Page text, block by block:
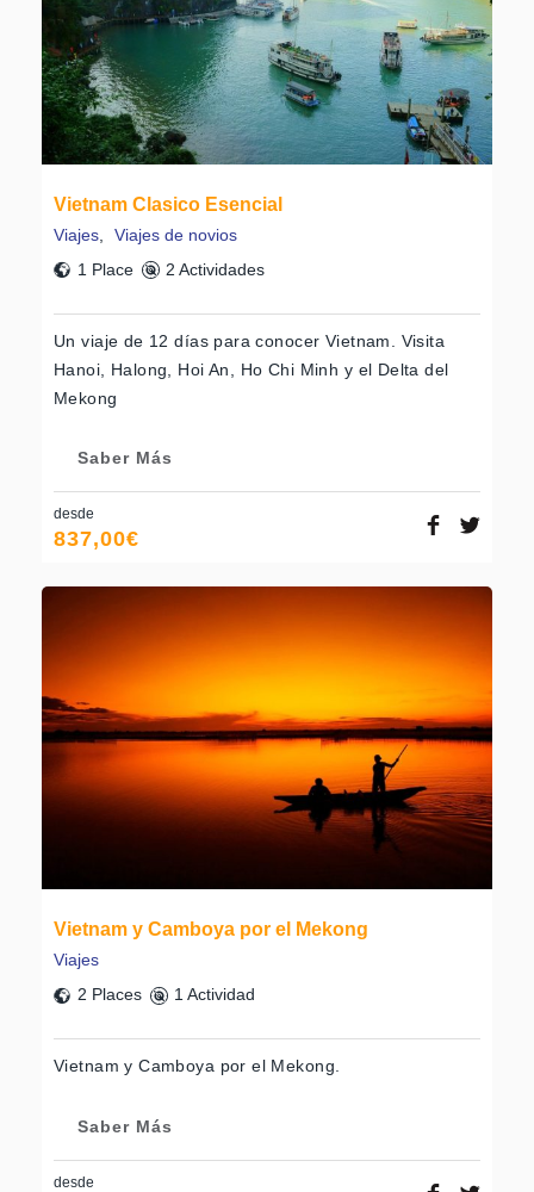
Bánh Cuốn
Ché
Vietnam Clasico Esencial
Viajes
Viajes de novios
1 Place
2 Actividades
Un viaje de 12 días para conocer Vietnam. Visita
Hanoi, Halong, Hoi An, Ho Chi Minh y el Delta del
Mekong
Saber Más
desde
837,00€
Vietnam y Camboya por el Mekong
Viajes
2 Places
1 Actividad
Vietnam y Camboya por el Mekong.
Saber Más
desde